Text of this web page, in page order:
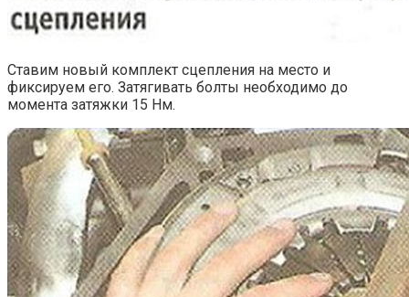
Ставим новый комплект сцепления на место и
фиксируем его. Затягивать болты необходимо до
момента затяжки 15 Нм.